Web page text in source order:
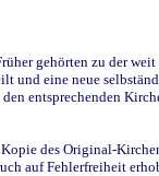
gehörten zu der
und eine neue
entsprechenden
des Original-
auf Fehlerfreiheit